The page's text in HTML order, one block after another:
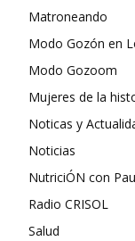
Matroneando
Modo Gozón en
Modo Gozoom
Mujeres de la
Noticas y
Noticias
NutriciÓN con
Radio CRISOL
Salud